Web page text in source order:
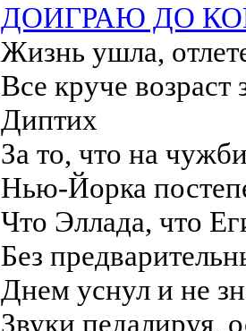
ДОИГРАЮ ДО
Жизнь ушла,
Все круче возраст
Диптих
За то, что на
Нью-Йорка
Что Эллада, что
Без
Днем уснул и не
Звуки педалируя,